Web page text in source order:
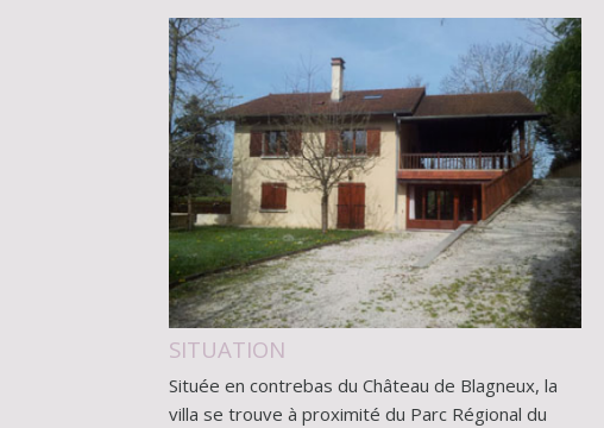
SITUATION
Située en contrebas du Château de Blagneux, la
villa se trouve à proximité du Parc Régional du